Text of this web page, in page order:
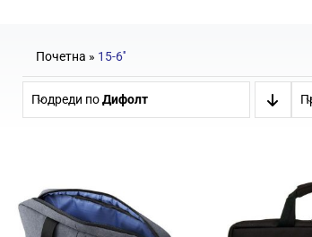
Почетна » 15-6''
Подреди поДифолт